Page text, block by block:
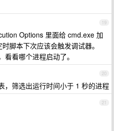
19
Options 里面给 cmd.exe 加
脚本下次应该会触发调试器。
看哪个进程启动了。
20
，筛选出运行时间小于 1 秒的进程
21